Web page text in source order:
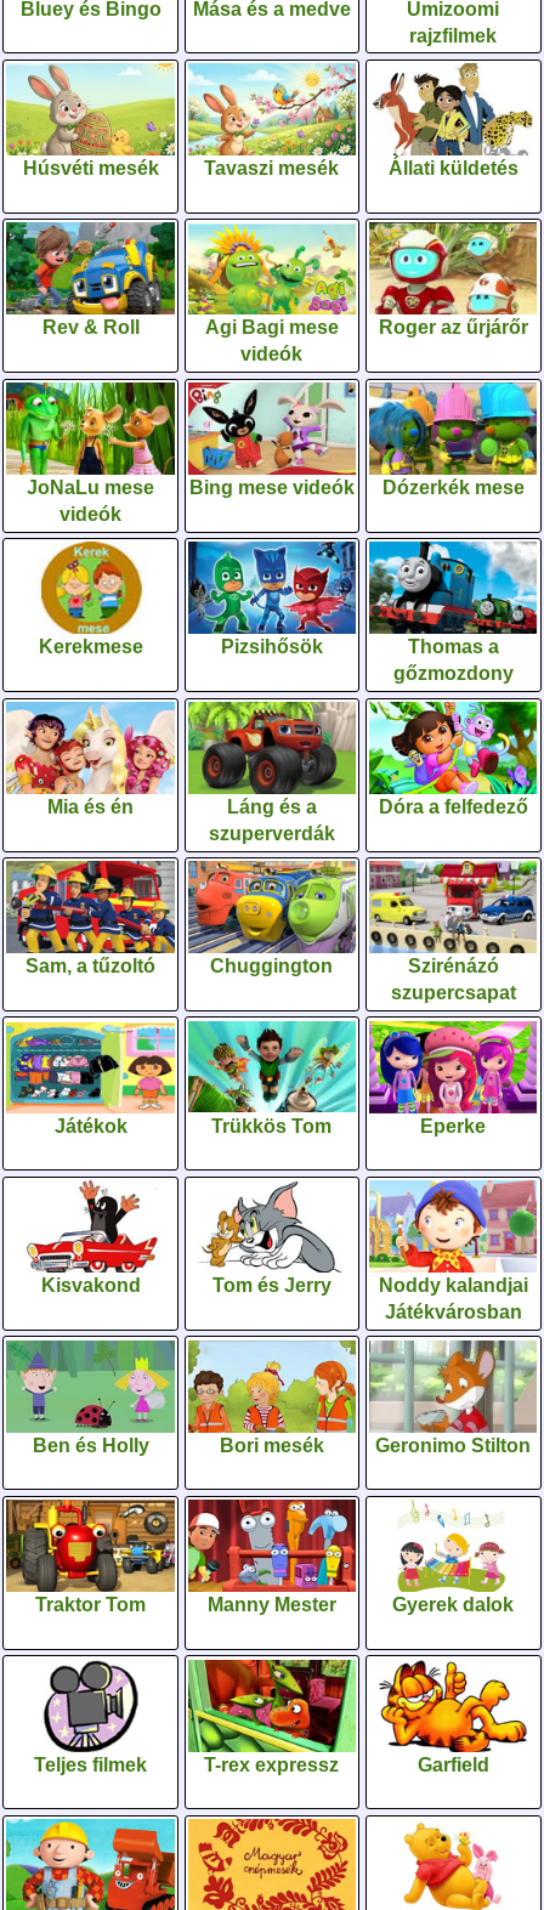
Bluey és Bingo Mása és a medve
Umizoomi
rajzfilmek
Húsvéti mesék Tavaszi mesék Állati küldetés
Rev & Roll
Agi Bagi mese
videók
Roger az űrjárőr
JoNaLu mese
videók
Bing mese videók Dózerkék mese
Kerekmese Pizsihősök
Thomas a
gőzmozdony
Mia és én
Láng és a
szuperverdák
Dóra a felfedező
Sam, a tűzoltó Chuggington
Szirénázó
szupercsapat
Játékok Trükkös Tom Eperke
Kisvakond Tom és Jerry
Noddy kalandjai
Játékvárosban
Ben és Holly Bori mesék Geronimo Stilton
Traktor Tom Manny Mester Gyerek dalok
Teljes filmek T-rex expressz Garfield